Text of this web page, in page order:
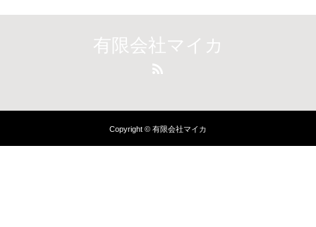
有限会社マイカ
Copyright © 有限会社マイカ